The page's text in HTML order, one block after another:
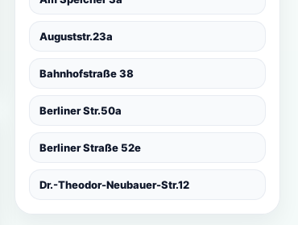
Auguststr.23a
Bahnhofstraße 38
Berliner Str.50a
Berliner Straße 52e
Dr.-Theodor-Neubauer-Str.12